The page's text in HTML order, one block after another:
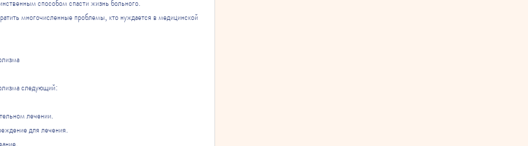
многочисленные проблемы, кто нуждается в медицинской
следующий:
лечении.
для лечения.